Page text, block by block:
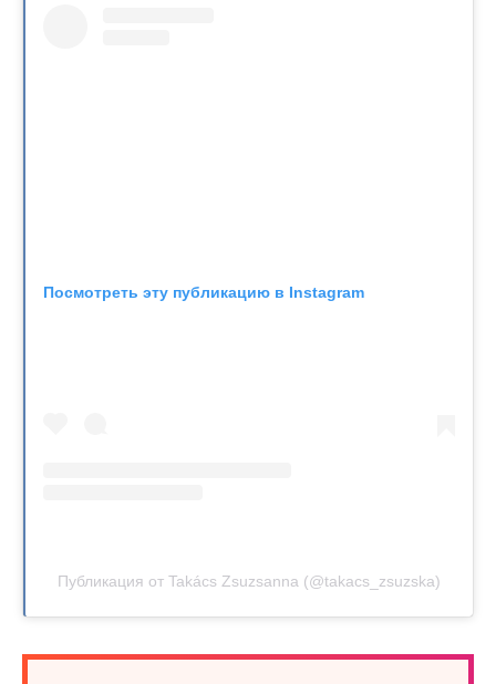
Посмотреть эту публикацию в Instagram
Публикация от Takács Zsuzsanna (@takacs_zsuzska)